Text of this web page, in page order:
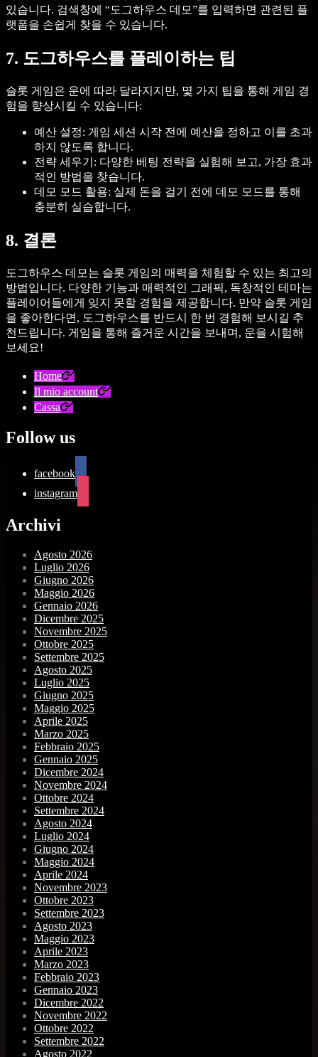
있습니다. 검색창에 “도그하우스 데모”를 입력하면 관련된 플
랫폼을 손쉽게 찾을 수 있습니다.
7. 도그하우스를 플레이하는 팁
슬롯 게임은 운에 따라 달라지지만, 몇 가지 팁을 통해 게임 경
험을 향상시킬 수 있습니다:
예산 설정: 게임 세션 시작 전에 예산을 정하고 이를 초과
하지 않도록 합니다.
전략 세우기: 다양한 베팅 전략을 실험해 보고, 가장 효과
적인 방법을 찾습니다.
데모 모드 활용: 실제 돈을 걸기 전에 데모 모드를 통해
충분히 실습합니다.
8. 결론
도그하우스 데모는 슬롯 게임의 매력을 체험할 수 있는 최고의
방법입니다. 다양한 기능과 매력적인 그래픽, 독창적인 테마는
플레이어들에게 잊지 못할 경험을 제공합니다. 만약 슬롯 게임
을 좋아한다면, 도그하우스를 반드시 한 번 경험해 보시길 추
천드립니다. 게임을 통해 즐거운 시간을 보내며, 운을 시험해
보세요!
Home
Il mio account
Cassa
Follow us
facebook
instagram
Archivi
Agosto 2026
Luglio 2026
Giugno 2026
Maggio 2026
Gennaio 2026
Dicembre 2025
Novembre 2025
Ottobre 2025
Settembre 2025
Agosto 2025
Luglio 2025
Giugno 2025
Maggio 2025
Aprile 2025
Marzo 2025
Febbraio 2025
Gennaio 2025
Dicembre 2024
Novembre 2024
Ottobre 2024
Settembre 2024
Agosto 2024
Luglio 2024
Giugno 2024
Maggio 2024
Aprile 2024
Novembre 2023
Ottobre 2023
Settembre 2023
Agosto 2023
Maggio 2023
Aprile 2023
Marzo 2023
Febbraio 2023
Gennaio 2023
Dicembre 2022
Novembre 2022
Ottobre 2022
Settembre 2022
Agosto 2022